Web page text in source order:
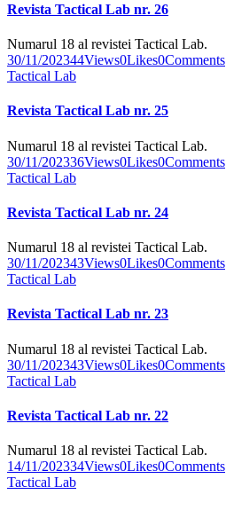
Revista Tactical Lab nr. 26
Numarul 18 al revistei Tactical Lab.
30/11/202344Views0Likes0Comments
Tactical Lab
Revista Tactical Lab nr. 25
Numarul 18 al revistei Tactical Lab.
30/11/202336Views0Likes0Comments
Tactical Lab
Revista Tactical Lab nr. 24
Numarul 18 al revistei Tactical Lab.
30/11/202343Views0Likes0Comments
Tactical Lab
Revista Tactical Lab nr. 23
Numarul 18 al revistei Tactical Lab.
30/11/202343Views0Likes0Comments
Tactical Lab
Revista Tactical Lab nr. 22
Numarul 18 al revistei Tactical Lab.
14/11/202334Views0Likes0Comments
Tactical Lab